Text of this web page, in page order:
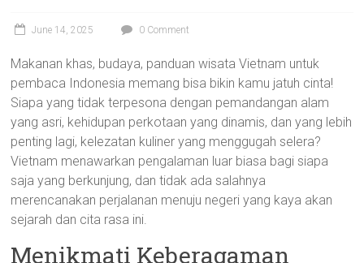
June 14, 2025 0 Comment
Makanan khas, budaya, panduan wisata Vietnam untuk
pembaca Indonesia memang bisa bikin kamu jatuh cinta!
Siapa yang tidak terpesona dengan pemandangan alam
yang asri, kehidupan perkotaan yang dinamis, dan yang lebih
penting lagi, kelezatan kuliner yang menggugah selera?
Vietnam menawarkan pengalaman luar biasa bagi siapa
saja yang berkunjung, dan tidak ada salahnya
merencanakan perjalanan menuju negeri yang kaya akan
sejarah dan cita rasa ini.
Menikmati Keberagaman